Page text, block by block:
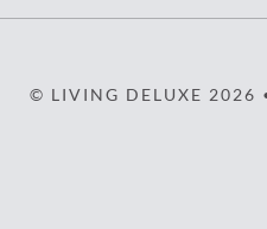
© LIVING DELUXE 2026